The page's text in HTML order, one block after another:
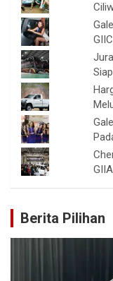
Berita Pilihan